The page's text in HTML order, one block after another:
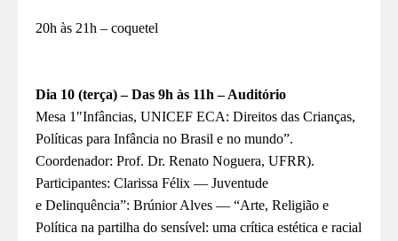
20h às 21h – coquetel
Dia 10 (terça)–Das 9h às 11h – Auditório
Mesa 1″Infâncias, UNICEF ECA: Direitos das Crianças,
Políticas para Infância no Brasil e no mundo”.
Coordenador: Prof. Dr. Renato Noguera, UFRR).
Participantes: Clarissa Félix — Juventude
e Delinquência”: Brúnior Alves — “Arte, Religião e
Política na partilha do sensível: uma crítica estética e racial